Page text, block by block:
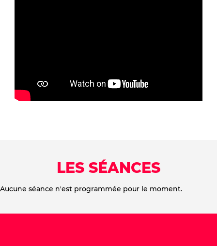
LES SÉANCES
Aucune séance n'est programmée pour le moment.